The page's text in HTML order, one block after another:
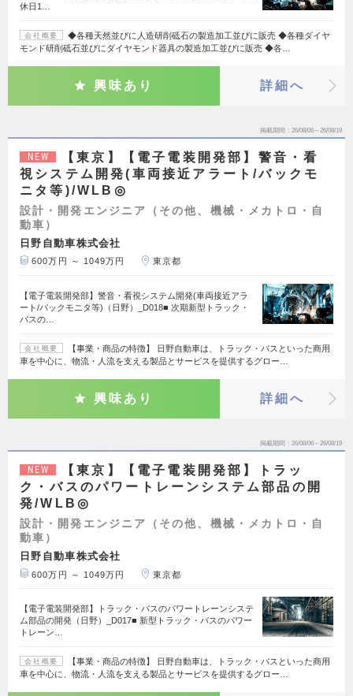
休日1…
会社概要
◆各種天然並びに人造研削砥石の製造加工並びに販売 ◆各種ダイヤ
モンド研削砥石並びにダイヤモンド器具の製造加工並びに販売 ◆各…
興味あり 詳細へ
掲載期間 26/08/06～26/08/19
NEW
【東京】【電子電装開発部】警音・看
視システム開発(車両接近アラート/バックモ
ニタ等)/WLB◎
設計・開発エンジニア（その他、機械・メカトロ・自
動車）
日野自動車株式会社
600万円 ～ 1049万円 東京都
【電子電装開発部】警音・看視システム開発(車両接近アラ
ート/バックモニタ等)（日野）_D018■ 次期新型トラック・
バスの…
会社概要
【事業・商品の特徴】 日野自動車は、トラック・バスといった商用
車を中心に、物流・人流を支える製品とサービスを提供するグロー…
興味あり 詳細へ
掲載期間 26/08/06～26/08/19
NEW
【東京】【電子電装開発部】トラッ
ク・バスのパワートレーンシステム部品の開
発/WLB◎
設計・開発エンジニア（その他、機械・メカトロ・自
動車）
日野自動車株式会社
600万円 ～ 1049万円 東京都
【電子電装開発部】トラック・バスのパワートレーンシステ
ム部品の開発（日野）_D017■ 新型トラック・バスのパワー
トレーン…
会社概要
【事業・商品の特徴】 日野自動車は、トラック・バスといった商用
車を中心に、物流・人流を支える製品とサービスを提供するグロー…